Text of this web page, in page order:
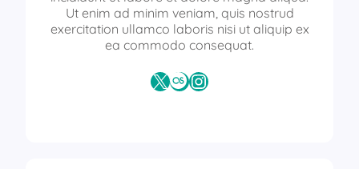
l
ı
k
e
l
Ut enim ad minim veniam, quis nostrud
exercitation ullamco laboris nisi ut aliquip ex
ea commodo consequat.
X Last.fmInstagram